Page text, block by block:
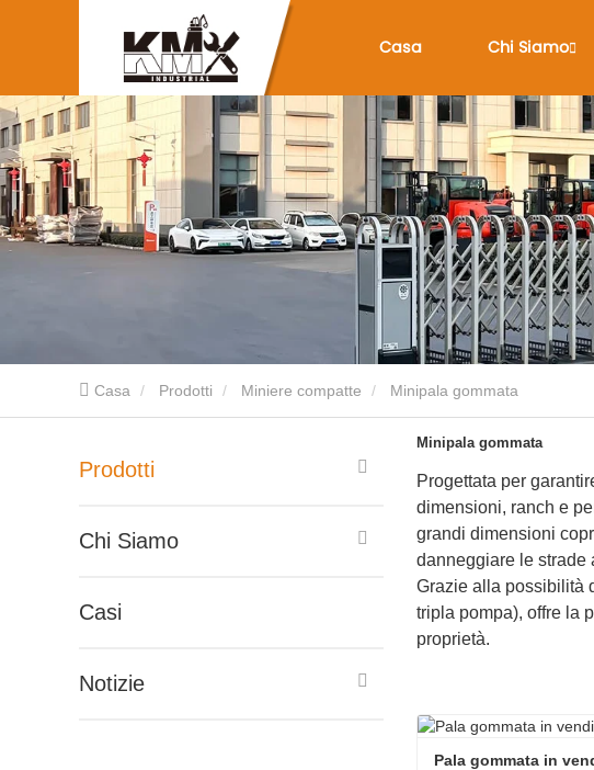
Casa Chi Siamo
Casa Prodotti Miniere compatte Minipala gommata
Prodotti
Chi Siamo
Casi
Notizie
Minipala gommata
Progettata per
dimensioni, ranch e
grandi dimensioni
danneggiare le strade
Grazie alla possibilità
tripla pompa), offre la
proprietà.
Pala gommata in